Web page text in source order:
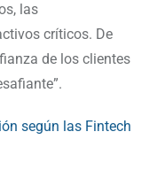
las
críticos. De
de los clientes
según las Fintech